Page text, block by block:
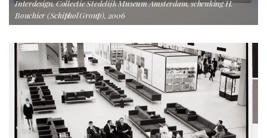
Interdesign. Collectie Stedelijk Museum Amsterdam, schenking H.
Bouchier (Schiphol Group), 2006